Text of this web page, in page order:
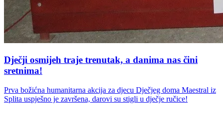
Dječji osmijeh traje trenutak, a danima nas čini
sretnima!
Prva božićna humanitarna akcija za djecu Dječjeg doma Maestral iz
Splita uspješno je završena, darovi su stigli u dječje ručice!